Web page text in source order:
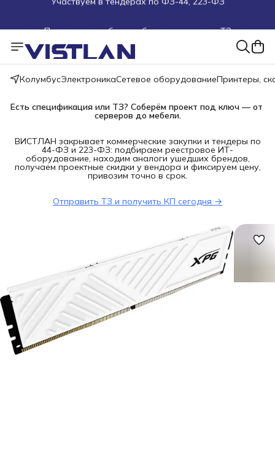
Пуско-наладочные работы
Пришлите запрос на e-mail или в чат
Более 100 000 позиций в наличии и под заказ
КолумбусЭлектроникаСетевое оборудованиеПринтеры,
Есть спецификация или ТЗ? Соберём проект под ключ — от
серверов до мебели.
ВИСТЛАН закрывает коммерческие закупки и тендеры по
44-ФЗ и 223-ФЗ: подбираем реестровое ИТ-
оборудование, находим аналоги ушедших брендов,
получаем проектные скидки у вендора и фиксируем цену,
привозим точно в срок.
Отправить ТЗ и получить КП сегодня →